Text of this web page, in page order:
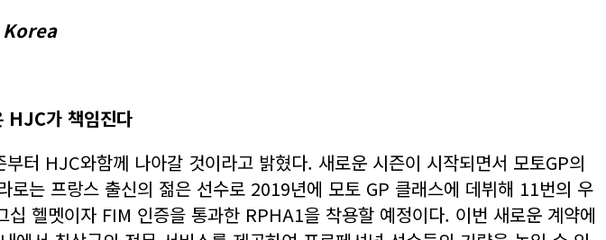
HJC가 책임진다
터 HJC와함께 나아갈 것이라고 밝혔다. 새로운 시즌이 시작되면서 모토GP의
는 프랑스 출신의 젊은 선수로 2019년에 모토 GP 클래스에 데뷔해 11번의 우
헬멧이자 FIM 인증을 통과한 RPHA1을 착용할 예정이다. 이번 새로운 계약에